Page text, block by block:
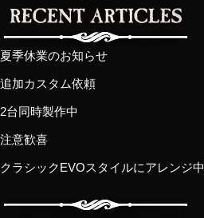
夏季休業のお知らせ
追加カスタム依頼
2台同時製作中
注意歓喜
クラシックEVOスタイルにアレンジ中